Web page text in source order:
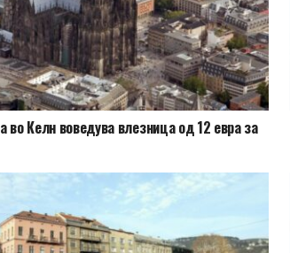
во Келн воведува влезница од 12 евра за